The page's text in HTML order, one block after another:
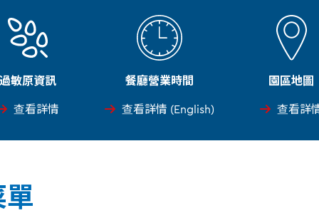
過敏原資訊
查看詳情
餐廳營業時間
查看詳情 (English)
園區地圖
查看詳